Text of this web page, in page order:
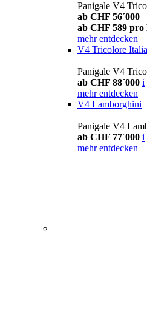
Panigale V4
ab CHF 56´000
ab CHF 589
mehr entdecken
V4 Tricolore Italia
Panigale V4
ab CHF 88´000 i
mehr entdecken
V4 Lamborghini
Panigale V4
ab CHF 77´000 i
mehr entdecken